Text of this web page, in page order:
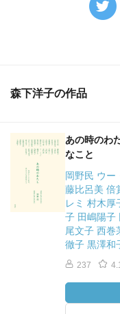
森下洋子の作品
あの時のわ
なこと
岡野民 ウー
藤比呂美 倍
レミ 村木厚
子 田嶋陽子
尾文子 西巻
徹子 黒澤和
237